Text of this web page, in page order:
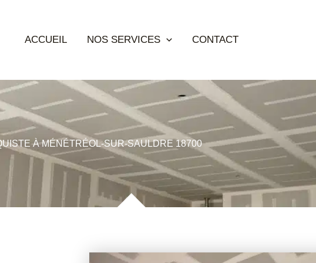
ACCUEIL NOS SERVICES CONTACT
À MÉNÉTRÉOL-SUR-SAULDRE 18700